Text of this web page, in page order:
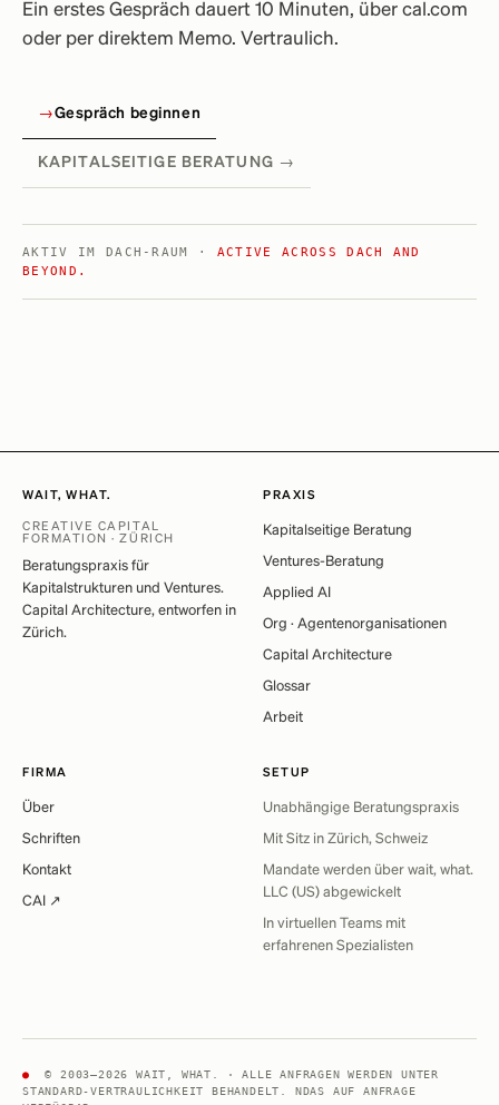
Ein erstes Gespräch dauert 10 Minuten, über cal.com
oder per direktem Memo. Vertraulich.
→Gespräch beginnen
KAPITALSEITIGE BERATUNG →
AKTIV IM DACH-RAUM · ACTIVE ACROSS DACH AND
BEYOND.
WAIT, WHAT.
CREATIVE CAPITAL
FORMATION · ZÜRICH
Beratungspraxis für
Kapitalstrukturen und Ventures.
Capital Architecture, entworfen in
Zürich.
PRAXIS
Kapitalseitige Beratung
Ventures-Beratung
Applied AI
Org · Agentenorganisationen
Capital Architecture
Glossar
Arbeit
FIRMA
Über
Schriften
Kontakt
CAI ↗
SETUP
Unabhängige Beratungspraxis
Mit Sitz in Zürich, Schweiz
Mandate werden über wait, what.
LLC (US) abgewickelt
In virtuellen Teams mit
erfahrenen Spezialisten
●
© 2003–2026 WAIT, WHAT. · ALLE ANFRAGEN WERDEN UNTER
STANDARD-VERTRAULICHKEIT BEHANDELT. NDAS AUF ANFRAGE